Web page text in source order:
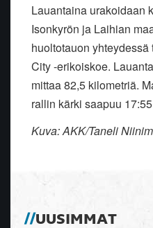
Lauantaina urakoidaan
Isonkyrön ja Laihian
huoltotauon
City -erikoiskoe.
mittaa 82,5 kilometriä.
rallin kärki saapuu
Kuva: AKK/Taneli
UUSIMMAT